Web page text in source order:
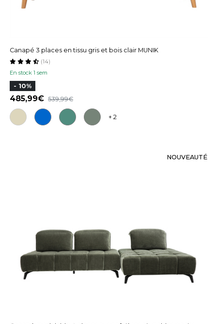
Canapé 3 places en tissu gris et bois clair MUNIK
En stock 1 sem
(14)
- 10%
485,99 539,99
+ 2
NOUVEAUTÉ